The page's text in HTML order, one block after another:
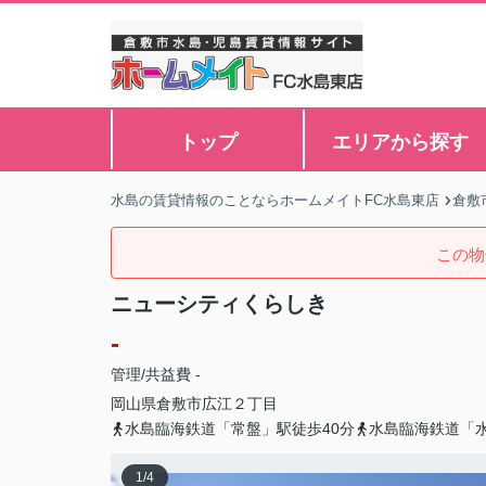
トップ エリアから探す
水島の賃貸情報のことならホームメイトFC水島東店 倉敷
この
ニューシティくらしき
-
管理/共益費 -
岡山県倉敷市広江 ２丁目
水島臨海鉄道「常盤」駅徒歩40分
水島臨海鉄道「
1/4